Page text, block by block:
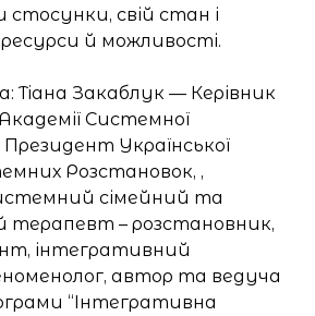
стосунки, свій стан і
ресурси й можливості.
Тiана Закаблук — Керівник
Системної
Президент Української
Розстановок, ,
сімейний та
терапевт – розстановник,
інтегративний
автор та ведуча
“Інтегративна